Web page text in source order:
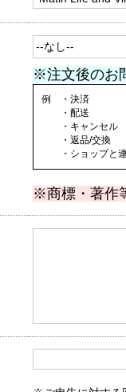
※注文後のお
例 ・決済
・配送
・キャンセル
・返品/交換
・ショップと連
※商標・著作